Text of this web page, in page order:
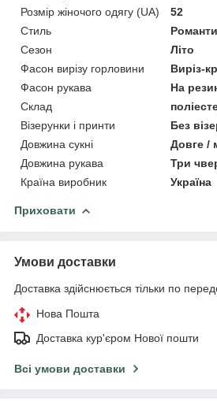
Розмір жіночого одягу (UA)
52
Стиль
Сезон
Літо
Фасон вирізу горловини
Виріз-
Фасон рукава
На
Склад
Візерунки і принти
Без
Довжина сукні
Довге /
Довжина рукава
Три
Країна виробник
Україна
Приховати
Умови доставки
Доставка здійснюється тільки по
Нова Пошта
Доставка кур'єром Нової пошти
Всі умови доставки